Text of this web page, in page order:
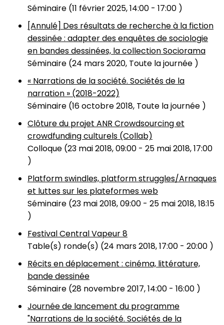
Séminaire (11 février 2025, 14:00 - 17:00 )
[Annulé] Des résultats de recherche à la fiction
dessinée : adapter des enquêtes de sociologie
en bandes dessinées, la collection Sociorama
Séminaire (24 mars 2020, Toute la journée )
« Narrations de la société. Sociétés de la
narration » (2018-2022)
Séminaire (16 octobre 2018, Toute la journée )
Clôture du projet ANR Crowdsourcing et
crowdfunding culturels (Collab)
Colloque (23 mai 2018, 09:00 - 25 mai 2018, 17:00
)
Platform swindles, platform struggles/Arnaques
et luttes sur les plateformes web
Séminaire (23 mai 2018, 09:00 - 25 mai 2018, 18:15
)
Festival Central Vapeur 8
Table(s) ronde(s) (24 mars 2018, 17:00 - 20:00 )
Récits en déplacement : cinéma, littérature,
bande dessinée
Séminaire (28 novembre 2017, 14:00 - 16:00 )
Journée de lancement du programme
"Narrations de la société. Sociétés de la